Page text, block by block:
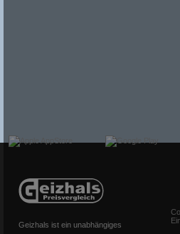
Geizhals ist ein unabhängiges